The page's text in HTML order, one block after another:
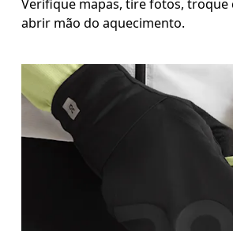
Verifique mapas, tire fotos, troque
abrir mão do aquecimento.